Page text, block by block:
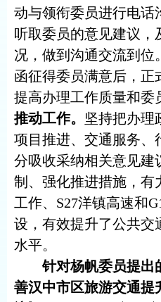
动与领衔委员进行电话
听取委员的意见建议，
况，做到沟通交流到位
函征得委员满意后，正
提高办理工作质量和委
推动工作。 坚持把办理
项目推进、交通服务、
分吸收采纳相关意见建
制、强化推进措施，有
工作、S27洋镇高速和
设，有效提升了公共交
水平。
针对杨帆委员提出
善汉中市区旅游交通提